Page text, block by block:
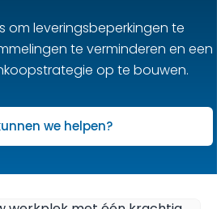
om leveringsbeperkingen te
te verminderen en een
op te bouwen.
we helpen?